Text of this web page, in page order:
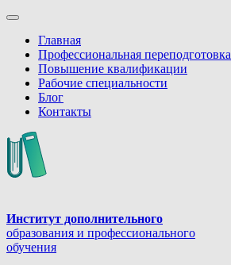
Главная
Профессиональная переподготовка
Повышение квалификации
Рабочие специальности
Блог
Контакты
Институт дополнительного
образования и профессионального
обучения